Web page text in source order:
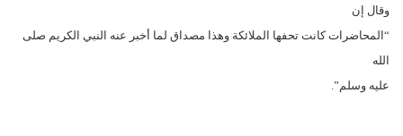
الملائكة وهذا مصداق لما أخبر عنه النبي الكريم صلى